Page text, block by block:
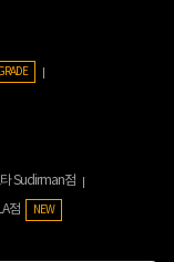
Sudirman점
점 NEW